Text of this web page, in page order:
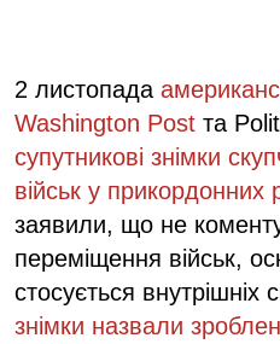
2 листопада
Washington Post та
супутникові знімки
військ у прикордонних
заявили, що не
переміщення військ,
стосується
знімки назвали